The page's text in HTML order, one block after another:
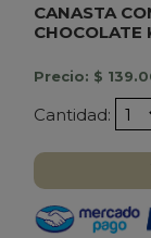
CANASTA
CHOCOLATE
Precio: $
Cantidad: